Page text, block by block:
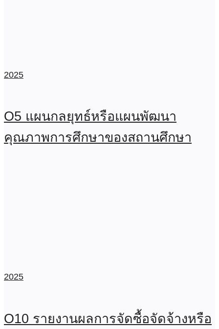
2025
O5 แผนกลยุทธ์หรือแผนพัฒนา
คุณภาพการศึกษาของสถานศึกษา
2025
O10 รายงานผลการจัดซื้อจัดจ้างหรือ